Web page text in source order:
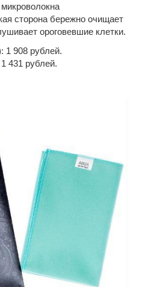
микроволокна
сторона бережно очищает
ороговевшие клетки.
1 908 рублей.
431 рублей.